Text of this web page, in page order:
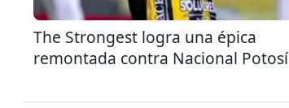
The Strongest logra una épica
remontada contra Nacional Potosí